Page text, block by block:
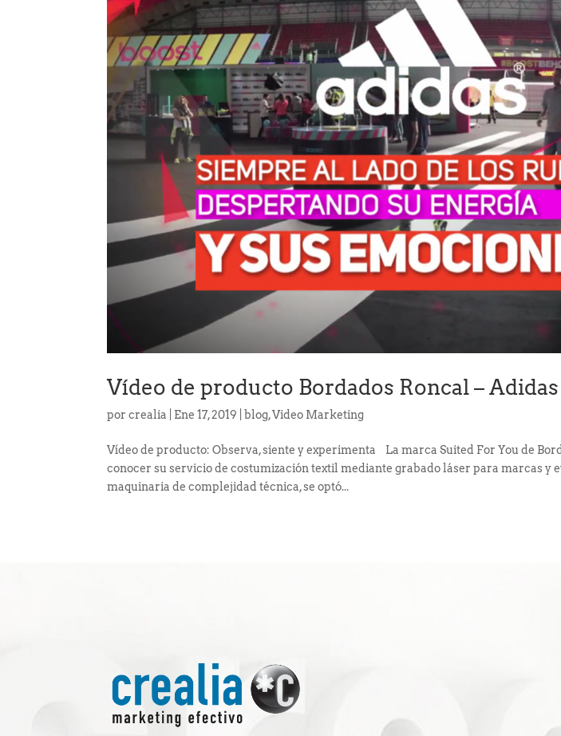
Vídeo de producto Bordados Roncal – Adidas
porcrealia Ene 17, 2019 blog,Video Marketing
Vídeo de producto: Observa, siente y experimenta La marca Suited For You de
conocer su servicio de costumización textil mediante grabado láser para marcas y
maquinaria de complejidad técnica, se optó...